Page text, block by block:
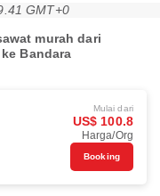
GMT+0
murah dari
Bandara
Mulai dari
US$ 100.8
Harga/Org
Booking